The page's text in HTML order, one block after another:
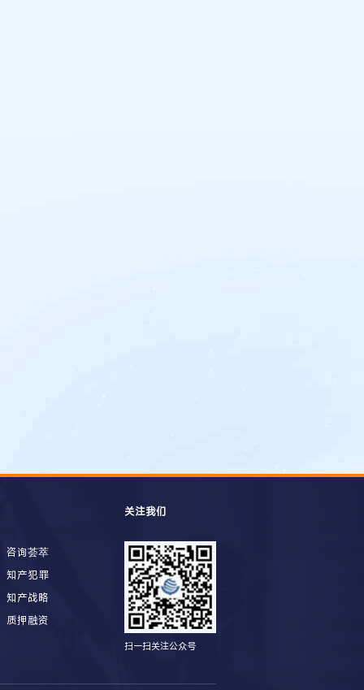
咨询荟萃
知产犯罪
知产战略
质押融资
关注我们
扫一扫关注公众号